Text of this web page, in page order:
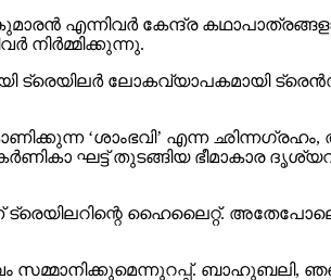
എന്നിവര്‍ കേന്ദ്ര
ട്രെയിലര്‍ ലോകവ്യാപകമായി
‘ശാംഭവി’ എന്ന ഛിന്നഗ്രഹം,
ഘട്ട് തുടങ്ങിയ ഭീമാകാര
ഹൈലൈറ്റ്. അതേപോലെ,
സമ്മാനിക്കുമെന്നുറപ്പ്. ബാഹുബലി,